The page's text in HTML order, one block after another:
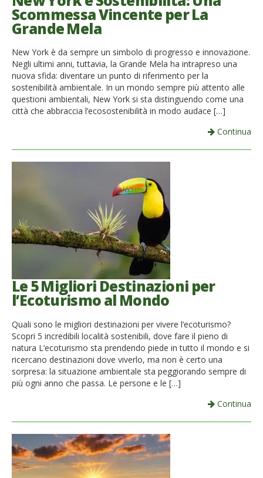
French
Scommessa Vincente per La
Grande Mela
New York è da sempre un simbolo di progresso e innovazione.
Negli ultimi anni, tuttavia, la Grande Mela ha intrapreso una
nuova sfida: diventare un punto di riferimento per la
sostenibilità ambientale. In un mondo sempre più attento alle
questioni ambientali, New York si sta distinguendo come una
città che abbraccia l’ecosostenibilità in modo audace […]
Continua
Le 5 Migliori Destinazioni per
l’Ecoturismo al Mondo
Quali sono le migliori destinazioni per vivere l’ecoturismo?
Scopri 5 incredibili località sostenibili, dove fare il pieno di
natura L’ecoturismo sta prendendo piede in tutto il mondo e si
ricercano destinazioni dove viverlo, ma non è certo una
sorpresa: la situazione ambientale sta peggiorando sempre di
più ogni anno che passa. Le persone e le […]
Continua